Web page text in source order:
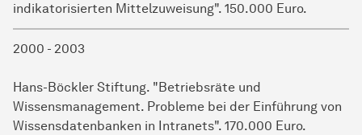
indikatorisierten Mittelzuweisung". 150.000 Euro.
2000 - 2003
Hans-Böckler Stiftung. "Betriebsräte und
Wissensmanagement. Probleme bei der Einführung von
Wissensdatenbanken in Intranets". 170.000 Euro.